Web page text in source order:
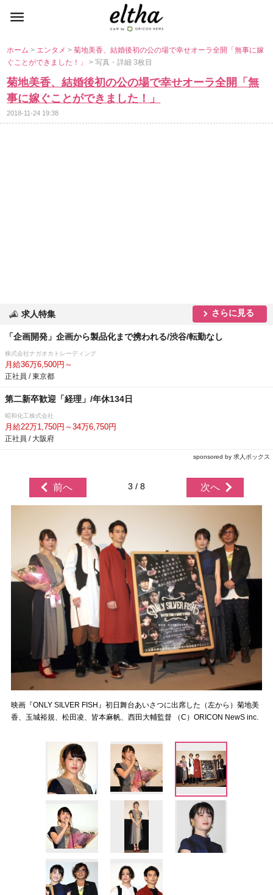
ホーム> エンタメ>菊地美香、結婚後初の公の場で幸せオーラ全開「無事に嫁
ぐことができました！」> 写真・詳細 3枚目
菊地美香、結婚後初の公の場で幸せオーラ全開「無
事に嫁ぐことができました！」
2018-11-24 19:38
求人特集 さらに見る
「企画開発」企画から製品化まで携われる/渋谷/転勤なし
株式会社ナガオカトレーディング
月給36万6,500円～
正社員 / 東京都
第二新卒歓迎「経理」/年休134日
昭和化工株式会社
月給22万1,750円～34万6,750円
正社員 / 大阪府
sponsored by 求人ボックス
前へ 3 / 8 次へ
映画『ONLY SILVER FISH』初日舞台あいさつに出席した（左から）菊地美
香、玉城裕規、松田凌、皆本麻帆、西田大輔監督 （C）ORICON NewS inc.